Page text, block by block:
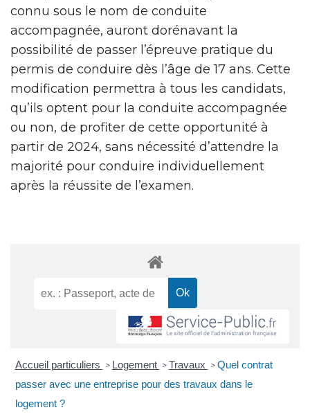
connu sous le nom de conduite
accompagnée, auront dorénavant la
possibilité de passer l’épreuve pratique du
permis de conduire dès l’âge de 17 ans. Cette
modification permettra à tous les candidats,
qu’ils optent pour la conduite accompagnée
ou non, de profiter de cette opportunité à
partir de 2024, sans nécessité d’attendre la
majorité pour conduire individuellement
après la réussite de l’examen.
Accueil particuliers > Logement > Travaux > Quel contrat
passer avec une entreprise pour des travaux dans le
logement ?